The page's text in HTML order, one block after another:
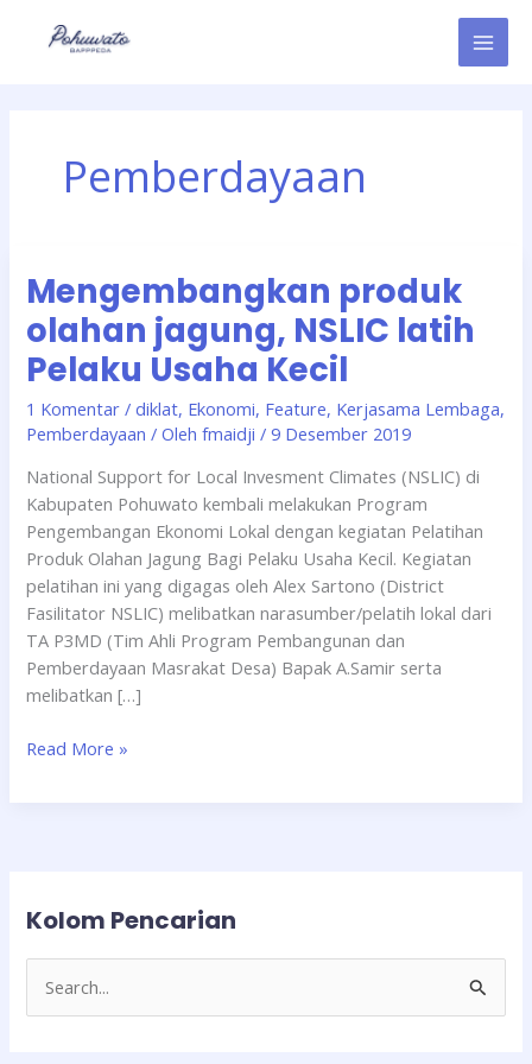
Pemberdayaan
Mengembangkan produk
olahan jagung, NSLIC latih
Pelaku Usaha Kecil
1 Komentar /diklat, Ekonomi, Feature, Kerjasama Lembaga,
Pemberdayaan / Olehfmaidji/9 Desember 2019
National Support for Local Invesment Climates (NSLIC) di
Kabupaten Pohuwato kembali melakukan Program
Pengembangan Ekonomi Lokal dengan kegiatan Pelatihan
Produk Olahan Jagung Bagi Pelaku Usaha Kecil. Kegiatan
pelatihan ini yang digagas oleh Alex Sartono (District
Fasilitator NSLIC) melibatkan narasumber/pelatih lokal dari
TA P3MD (Tim Ahli Program Pembangunan dan
Pemberdayaan Masrakat Desa) Bapak A.Samir serta
melibatkan […]
produk
olahan
jagung,
NSLIC
Pelaku
Kecil
Read More »
Kolom Pencarian